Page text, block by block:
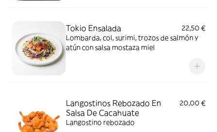
Tokio Ensalada
22,50 €
Lombarda, col, surimi, trozos de salmón y
atún con salsa mostaza miel
Langostinos Rebozado En
Salsa De Cacahuate
20,00 €
Langostino rebozado